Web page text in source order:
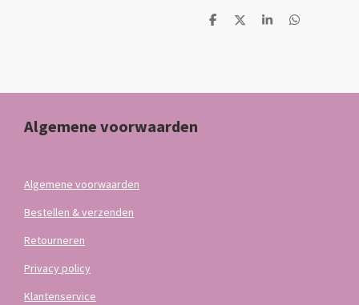
D
D
S
D
Algemene voorwaarden
Algemene voorwaarden
Bestellen & verzenden
Retourneren
Privacy policy
Klantenservice